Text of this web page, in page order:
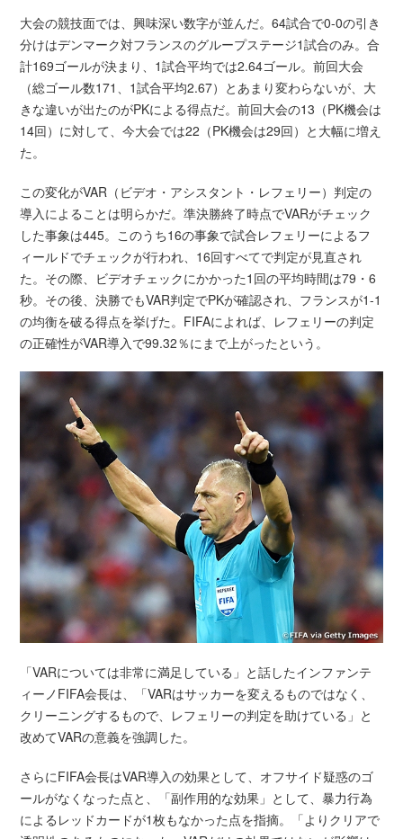
大会の競技面では、興味深い数字が並んだ。64試合で0-0の引き
分けはデンマーク対フランスのグループステージ1試合のみ。合
計169ゴールが決まり、1試合平均では2.64ゴール。前回大会
（総ゴール数171、1試合平均2.67）とあまり変わらないが、大
きな違いが出たのがPKによる得点だ。前回大会の13（PK機会は
14回）に対して、今大会では22（PK機会は29回）と大幅に増え
た。
この変化がVAR（ビデオ・アシスタント・レフェリー）判定の
導入によることは明らかだ。準決勝終了時点でVARがチェック
した事象は445。このうち16の事象で試合レフェリーによるフ
ィールドでチェックが行われ、16回すべてで判定が見直され
た。その際、ビデオチェックにかかった1回の平均時間は79・6
秒。その後、決勝でもVAR判定でPKが確認され、フランスが1-1
の均衡を破る得点を挙げた。FIFAによれば、レフェリーの判定
の正確性がVAR導入で99.32％にまで上がったという。
「VARについては非常に満足している」と話したインファンテ
ィーノFIFA会長は、「VARはサッカーを変えるものではなく、
クリーニングするもので、レフェリーの判定を助けている」と
改めてVARの意義を強調した。
さらにFIFA会長はVAR導入の効果として、オフサイド疑惑のゴ
ールがなくなった点と、「副作用的な効果」として、暴力行為
によるレッドカードが1枚もなかった点を指摘。「よりクリアで